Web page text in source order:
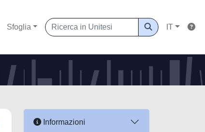
Sfoglia IT
Informazioni